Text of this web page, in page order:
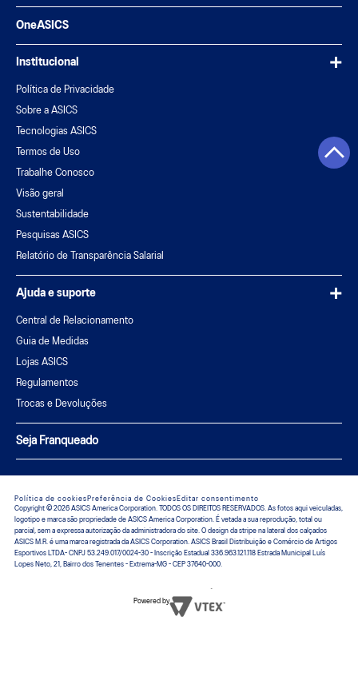
OneASICS
Institucional
Política de Privacidade
Sobre a ASICS
Tecnologias ASICS
Termos de Uso
Trabalhe Conosco
Visão geral
Sustentabilidade
Pesquisas ASICS
Relatório de Transparência Salarial
Ajuda e suporte
Central de Relacionamento
Guia de Medidas
Lojas ASICS
Regulamentos
Trocas e Devoluções
Seja Franqueado
Política de cookies Preferência de Cookies Editar consentimento
Copyright © 2026 ASICS America Corporation. TODOS OS DIREITOS RESERVADOS. As fotos aqui veiculadas,
logotipo e marca são propriedade de ASICS America Corporation. É vetada a sua reprodução, total ou
parcial, sem a expressa autorização da administradora do site. O design da stripe na lateral dos calçados
ASICS M.R. é uma marca registrada da ASICS Corporation. ASICS Brasil Distribuição e Comércio de Artigos
Esportivos LTDA- CNPJ 53.249.017/0024-30 - Inscrição Estadual 336.963.121.118 Estrada Municipal Luís
Lopes Neto, 21, Bairro dos Tenentes - Extrema-MG - CEP 37640-000.
Powered by